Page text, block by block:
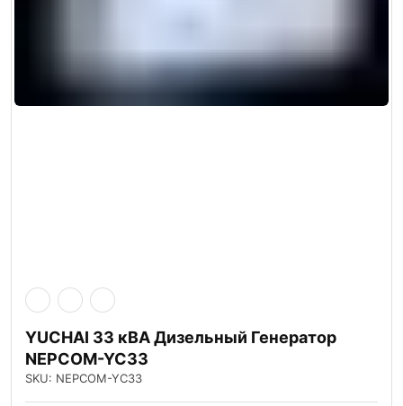
YUCHAI 33 кВА Дизельный Генератор
NEPCOM-YC33
SKU: NEPCOM-YC33